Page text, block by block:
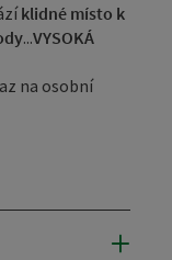
klidné místo k
...VYSOKÁ
na osobní